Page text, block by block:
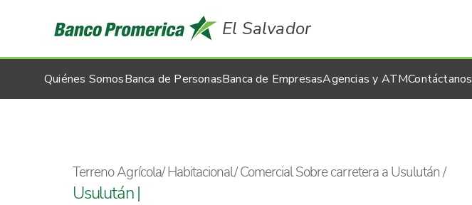
El Salvador
Quiénes SomosBanca de PersonasBanca de EmpresasAgencias y ATMContáctanos
Terreno Agrícola/ Habitacional/ Comercial Sobre carretera a Usulután /
Usulután |